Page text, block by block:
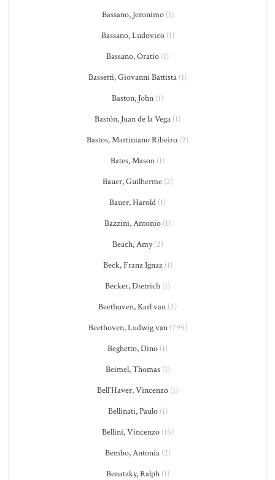
Bassano, Jeronimo(1)
Bassano, Ludovico(1)
Bassano, Oratio (1)
Bassetti, Giovanni Battista (1)
Baston, John (1)
Bastón, Juan de la Vega (1)
Bastos, Martiniano Ribeiro (2)
Bates, Mason (1)
Bauer, Guilherme(2)
Bauer, Harold (1)
Bazzini, Antonio (1)
Beach, Amy(2)
Beck, Franz Ignaz(1)
Becker, Dietrich (1)
Beethoven, Karl van (2)
Beethoven, Ludwig van(795)
Beghetto, Dino (1)
Beimel, Thomas(1)
Bell'Haver, Vincenzo (1)
Bellinati, Paulo(1)
Bellini, Vincenzo(15)
Bembo, Antonia(2)
Benatzky, Ralph(1)